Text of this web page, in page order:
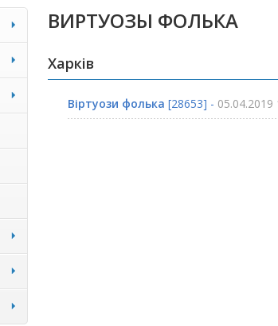
ВИРТУОЗЫ ФОЛЬКА
Харків
Віртуози фолька [28653] - 05.04.2019